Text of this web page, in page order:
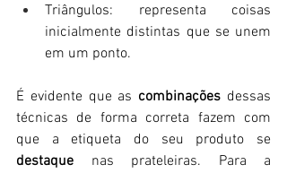
Triângulos: representa coisas
inicialmente distintas que se unem
em um ponto.
É evidente que as combinações dessas
técnicas de forma correta fazem com
destaque nas prateleiras. Para a